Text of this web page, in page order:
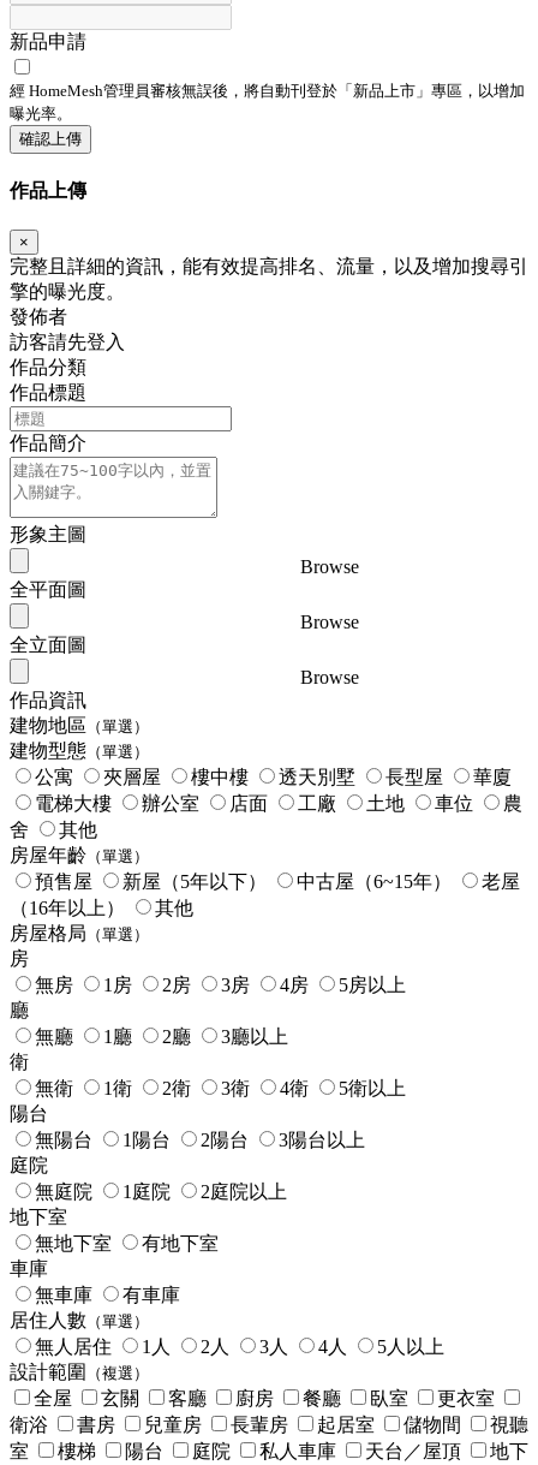
新品申請
經 HomeMesh管理員審核無誤後，將自動刊登於「新品上市 」專區，以增加
曝光率。
確認上傳
作品上傳
×
完整且詳細的資訊，能有效提高排名、流量，以及增加搜尋引
擎的曝光度。
發佈者
訪客請先登入
作品分類
作品標題
作品簡介
形象主圖
Browse
全平面圖
Browse
全立面圖
Browse
作品資訊
建物地區 （單選）
建物型態 （單選）
公寓 夾層屋 樓中樓 透天別墅 長型屋
華廈
電梯大樓
辦公室 店面 工廠 土地 車位
農
舍
其他
房屋年齡 （單選）
預售屋 新屋（5年以下） 中古屋（6~15年）
老屋
（16年以上）
其他
房屋格局 （單選）
房
無房
1房 2房 3房 4房
5房以上
廳
無廳
1廳 2廳
3廳以上
衛
無衛
1衛 2衛 3衛 4衛
5衛以上
陽台
無陽台
1陽台 2陽台
3陽台以上
庭院
無庭院
1庭院
2庭院以上
地下室
無地下室
有地下室
車庫
無車庫
有車庫
居住人數 （單選）
無人居住 1人 2人 3人 4人
5人以上
設計範圍
（複選）
全屋 玄關 客廳 廚房 餐廳 臥室
更衣室
衛浴
書房 兒童房 長輩房 起居室 儲物間
視聽
室
樓梯 陽台 庭院 私人車庫 天台／屋頂
地下